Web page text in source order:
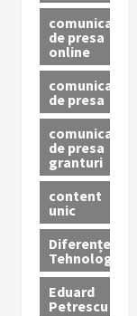
comunicat
de presa
online
comunicate
de presa
comunicate
de presa
granturi
content
unic
Diferențe
Tehnologice
Eduard
Petrescu